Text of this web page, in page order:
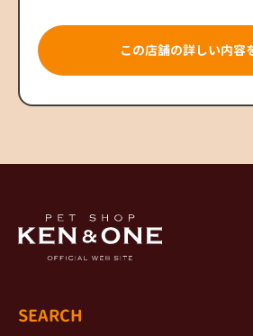
この店舗の詳しい内容
SEARCH